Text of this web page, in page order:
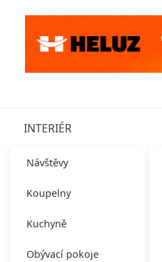
INTERIÉR
Návštěvy
Koupelny
Kuchyně
Obývací pokoje